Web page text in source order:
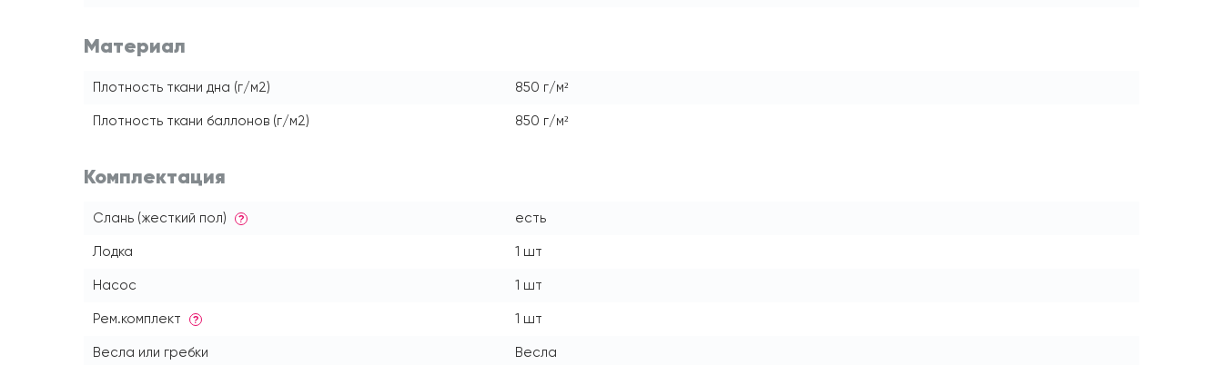
Материал
Плотность ткани дна (г/м2) 850 г/м²
Плотность ткани баллонов (г/м2) 850 г/м²
Комплектация
Слань (жесткий пол) ? есть
Лодка 1 шт
Насос 1 шт
Рем.комплект ? 1 шт
Весла или гребки Весла